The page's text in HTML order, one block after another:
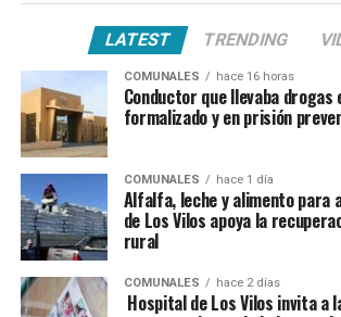
LATEST TRENDING
COMUNALES hace 16 horas
Conductor que llevaba drogas
formalizado y en prisión
COMUNALES hace 1 día
Alfalfa, leche y alimento para
de Los Vilos apoya la
rural
COMUNALES hace 2 días
Hospital de Los Vilos invita a